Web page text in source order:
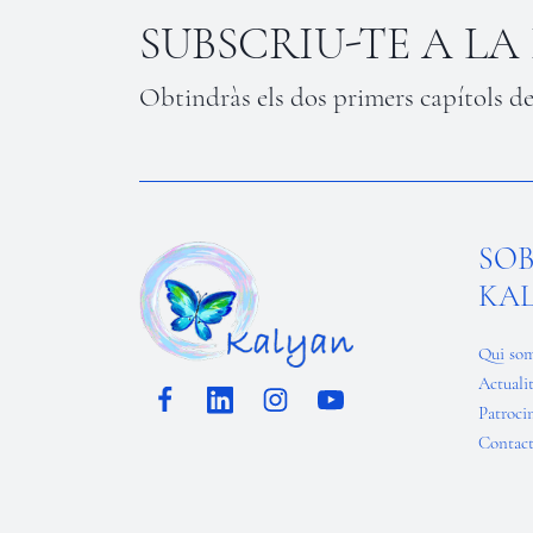
SUBSCRIU-TE A
Obtindràs els dos primers capítols
Qui